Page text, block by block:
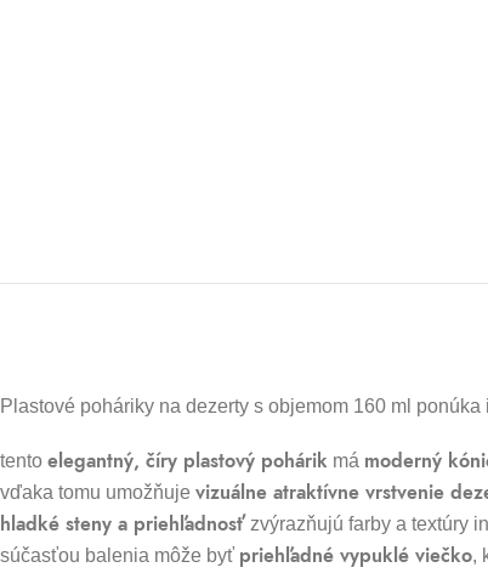
Plastové poháriky na dezerty s objemom 160 ml
tento elegantný, číry plastový pohárik má moderný
vďaka tomu umožňuje vizuálne atraktívne vrstvenie
hladké steny a priehľadnosť zvýrazňujú farby a textúry
súčasťou balenia môže byť priehľadné vypuklé viečko,